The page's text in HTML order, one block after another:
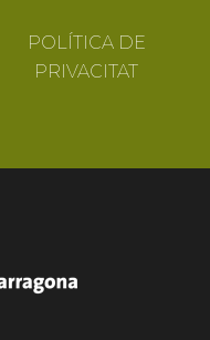
POLÍTICA DE
PRIVACITAT